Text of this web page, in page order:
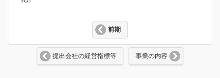
前期
提出会社の経営指標等 事業の内容